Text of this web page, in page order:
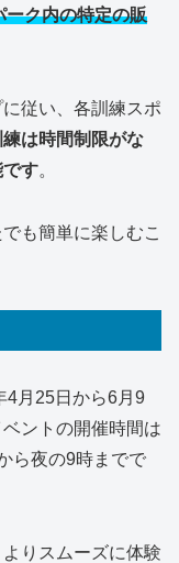
ーク内の特定の販
従い、各訓練スポ
練は時間制限がな
です。
も簡単に楽しむこ
4月25日から6月9
ントの開催時間は
ら夜の9時までで
りスムーズに体験